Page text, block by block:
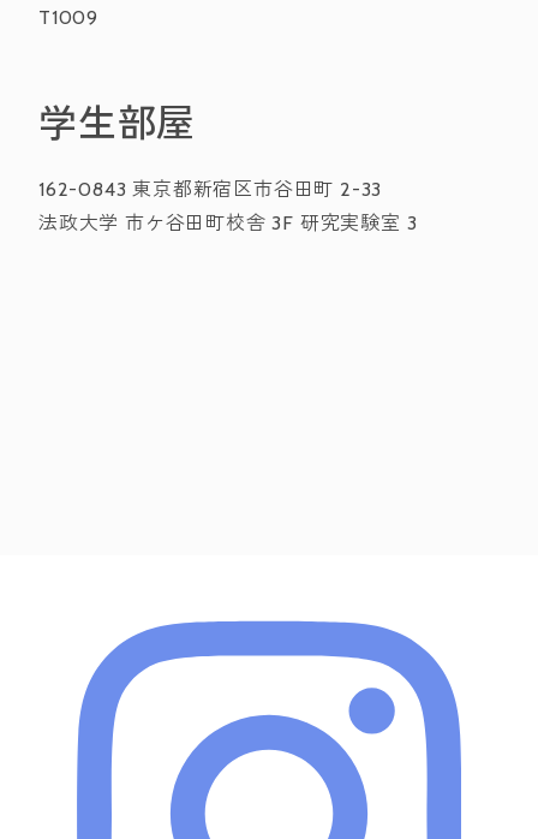
T1009
学生部屋
162-0843 東京都新宿区市谷田町 2-33
法政大学 市ケ谷田町校舎 3F 研究実験室 3